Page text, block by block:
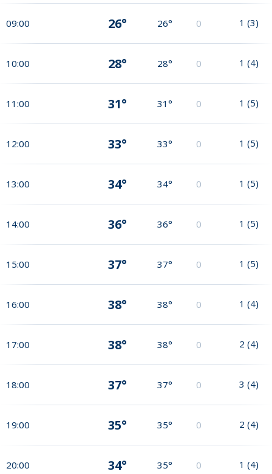
09:00 26° 26° 0 1 (3)
10:00 28° 28° 0 1 (4)
11:00 31° 31° 0 1 (5)
12:00 33° 33° 0 1 (5)
13:00 34° 34° 0 1 (5)
14:00 36° 36° 0 1 (5)
15:00 37° 37° 0 1 (5)
16:00 38° 38° 0 1 (4)
17:00 38° 38° 0 2 (4)
18:00 37° 37° 0 3 (4)
19:00 35° 35° 0 2 (4)
20:00 34° 35° 0 1 (4)